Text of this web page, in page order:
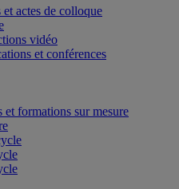
actes de colloque
vidéo
et conférences
et formations sur mesure